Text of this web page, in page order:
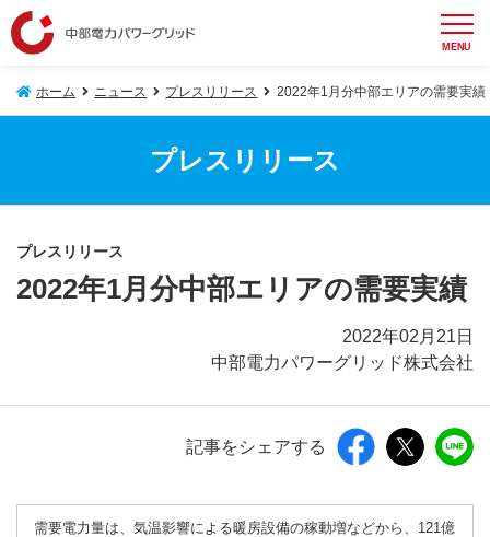
MENU
ホーム ニュース プレスリリース 2022年1月分中部エリアの需要実績
プレスリリース
プレスリリース
2022年1月分中部エリアの需要実績
2022年02月21日
中部電力パワーグリッド株式会社
記事をシェアする
需要電力量は、気温影響による暖房設備の稼動増などから、121億